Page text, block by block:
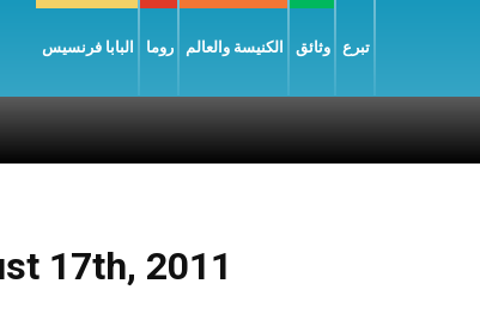
البابا فرنسيس روما الكنيسة والعالم وثائق تبرع
17th, 2011